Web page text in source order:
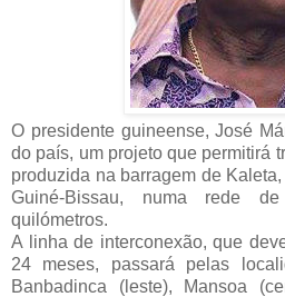
O presidente guineense, José
do país, um projeto que permitirá
produzida na barragem de
Guiné-Bissau, numa rede
quilómetros.
A linha de interconexão, que
24 meses, passará pelas
Banbadinca (leste), Mansoa